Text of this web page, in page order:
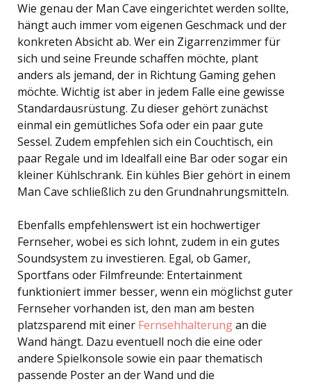
Wie genau der Man Cave eingerichtet werden sollte,
hängt auch immer vom eigenen Geschmack und der
konkreten Absicht ab. Wer ein Zigarrenzimmer für
sich und seine Freunde schaffen möchte, plant
anders als jemand, der in Richtung Gaming gehen
möchte. Wichtig ist aber in jedem Falle eine gewisse
Standardausrüstung. Zu dieser gehört zunächst
einmal ein gemütliches Sofa oder ein paar gute
Sessel. Zudem empfehlen sich ein Couchtisch, ein
paar Regale und im Idealfall eine Bar oder sogar ein
kleiner Kühlschrank. Ein kühles Bier gehört in einem
Man Cave schließlich zu den Grundnahrungsmitteln.
Ebenfalls empfehlenswert ist ein hochwertiger
Fernseher, wobei es sich lohnt, zudem in ein gutes
Soundsystem zu investieren. Egal, ob Gamer,
Sportfans oder Filmfreunde: Entertainment
funktioniert immer besser, wenn ein möglichst guter
Fernseher vorhanden ist, den man am besten
platzsparend mit einer Fernsehhalterungan die
Wand hängt. Dazu eventuell noch die eine oder
andere Spielkonsole sowie ein paar thematisch
passende Poster an der Wand und die